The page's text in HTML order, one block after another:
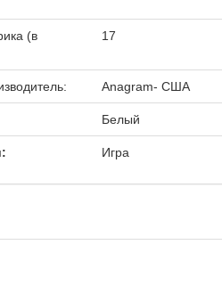
(в
17
Anagram- США
Белый
Игра